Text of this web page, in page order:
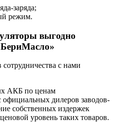
заряда;
режим.
выгодно
с нами
АКБ по ценам
официальных дилеров заводов-
собственных издержек
уровень таких товаров.